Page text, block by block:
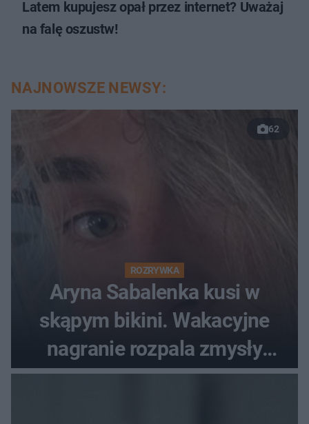
Latem kupujesz opał przez internet? Uważaj
na falę oszustw!
NAJNOWSZE NEWSY:
62
ROZRYWKA
Aryna Sabalenka kusi w
skąpym bikini. Wakacyjne
nagranie rozpala zmysły
fanów